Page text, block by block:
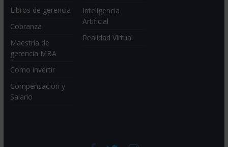
Libros de gerencia
Cobranza
Maestría de
gerencia MBA
Como invertir
Compensacion y
Salario
Inteligencia
Artificial
Realidad Virtual